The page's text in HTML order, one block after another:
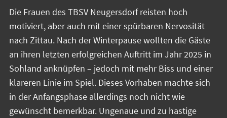
Die Frauen des TBSV Neugersdorf reisten hoch
motiviert, aber auch mit einer spürbaren Nervosität
nach Zittau. Nach der Winterpause wollten die Gäste
an ihren letzten erfolgreichen Auftritt im Jahr 2025 in
Sohland anknüpfen – jedoch mit mehr Biss und einer
klareren Linie im Spiel. Dieses Vorhaben machte sich
in der Anfangsphase allerdings noch nicht wie
gewünscht bemerkbar. Ungenaue und zu hastige